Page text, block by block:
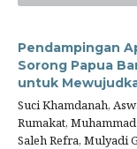
Pendampingan
Sorong Papua
untuk
Suci Khamdanah,
Rumakat,
Saleh Refra, Mulyadi